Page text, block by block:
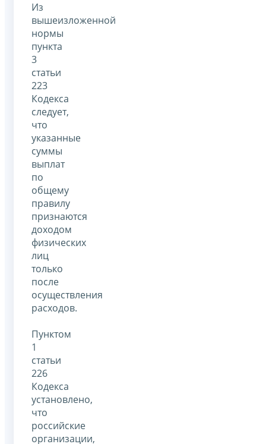
Из
вышеизложенной
нормы
пункта
3
статьи
223
Кодекса
следует,
что
указанные
суммы
выплат
по
общему
правилу
признаются
доходом
физических
лиц
только
после
осуществления
расходов.
Пунктом
1
статьи
226
Кодекса
установлено,
что
российские
организации,